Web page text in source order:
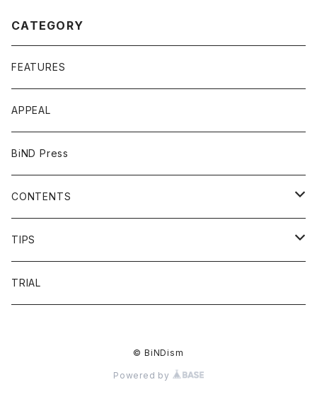
CATEGORY
FEATURES
APPEAL
BiND Press
CONTENTS
OVERVIEW
FAQ
TIPS
HEADING
TRIAL
© BiNDism
Powered by